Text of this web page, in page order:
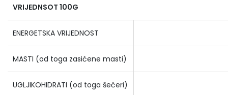
VRIJEDNSOT 100G
ENERGETSKA VRIJEDNOST
MASTI (od toga zasićene masti)
UGLJIKOHIDRATI (od toga šećeri)